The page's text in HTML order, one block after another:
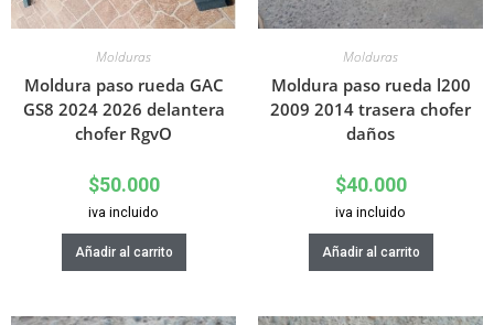
Molduras
Moldura paso rueda GAC
GS8 2024 2026 delantera
chofer RgvO
$50.000
iva incluido
Añadir al carrito
Molduras
Moldura paso rueda l200
2009 2014 trasera chofer
daños
$40.000
iva incluido
Añadir al carrito